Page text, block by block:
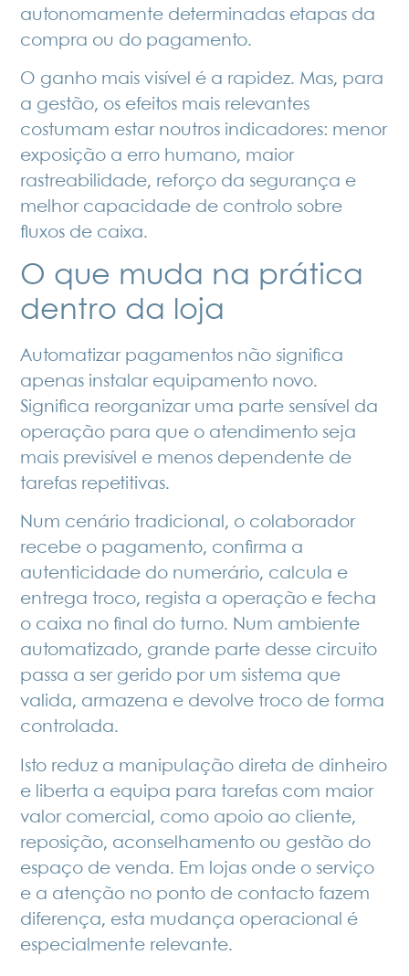
autonomamente determinadas etapas da
compra ou do pagamento.
O ganho mais visível é a rapidez. Mas, para
a gestão, os efeitos mais relevantes
costumam estar noutros indicadores: menor
exposição a erro humano, maior
rastreabilidade, reforço da segurança e
melhor capacidade de controlo sobre
fluxos de caixa.
O que muda na prática
dentro da loja
Automatizar pagamentos não significa
apenas instalar equipamento novo.
Significa reorganizar uma parte sensível da
operação para que o atendimento seja
mais previsível e menos dependente de
tarefas repetitivas.
Num cenário tradicional, o colaborador
recebe o pagamento, confirma a
autenticidade do numerário, calcula e
entrega troco, regista a operação e fecha
o caixa no final do turno. Num ambiente
automatizado, grande parte desse circuito
passa a ser gerido por um sistema que
valida, armazena e devolve troco de forma
controlada.
Isto reduz a manipulação direta de dinheiro
e liberta a equipa para tarefas com maior
valor comercial, como apoio ao cliente,
reposição, aconselhamento ou gestão do
espaço de venda. Em lojas onde o serviço
e a atenção no ponto de contacto fazem
diferença, esta mudança operacional é
especialmente relevante.